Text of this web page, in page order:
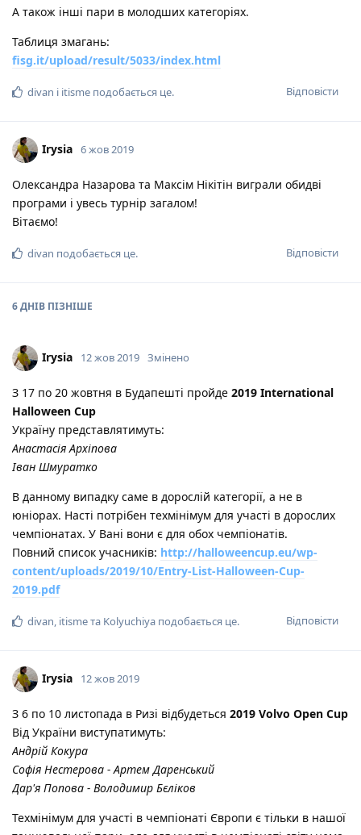
А також інші пари в молодших категоріях.
Таблиця змагань:
fisg.it/upload/result/5033/index.html
Відповісти
divan і itisme подобається це.
Irysia 6 жов 2019
Олександра Назарова та Максім Нікітін виграли обидві
програми і увесь турнір загалом!
Вітаємо!
Відповісти
divan подобається це.
6 ДНІВ ПІЗНІШЕ
Irysia 12 жов 2019 Змінено
З 17 по 20 жовтня в Будапешті пройде 2019 International
Halloween Cup
Україну представлятимуть:
Анастасія Архіпова
Іван Шмуратко
В данному випадку саме в дорослій категорії, а не в
юніорах. Насті потрібен техмінімум для участі в дорослих
чемпіонатах. У Вані вони є для обох чемпіонатів.
Повний список учасників: http://halloweencup.eu/wp-
content/uploads/2019/10/Entry-List-Halloween-Cup-
2019.pdf
Відповісти
divan, itismeта Kolyuchiya подобається це.
Irysia 12 жов 2019
З 6 по 10 листопада в Ризі відбудеться 2019 Volvo Open Cup
Від України виступатимуть:
Андрій Кокура
Софія Нестерова - Артем Даренський
Дар'я Попова - Володимир Бєліков
Техмінімум для участі в чемпіонаті Європи є тільки в нашої